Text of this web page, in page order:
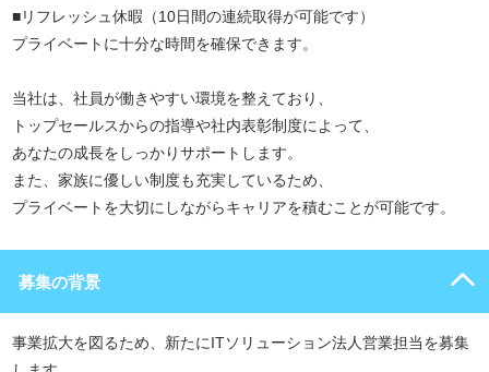
■リフレッシュ休暇（10日間の連続取得が可能です）
プライベートに十分な時間を確保できます。
当社は、社員が働きやすい環境を整えており、
トップセールスからの指導や社内表彰制度によって、
あなたの成長をしっかりサポートします。
また、家族に優しい制度も充実しているため、
プライベートを大切にしながらキャリアを積むことが可能です。
募集の背景
事業拡大を図るため、新たにITソリューション法人営業担当を募集